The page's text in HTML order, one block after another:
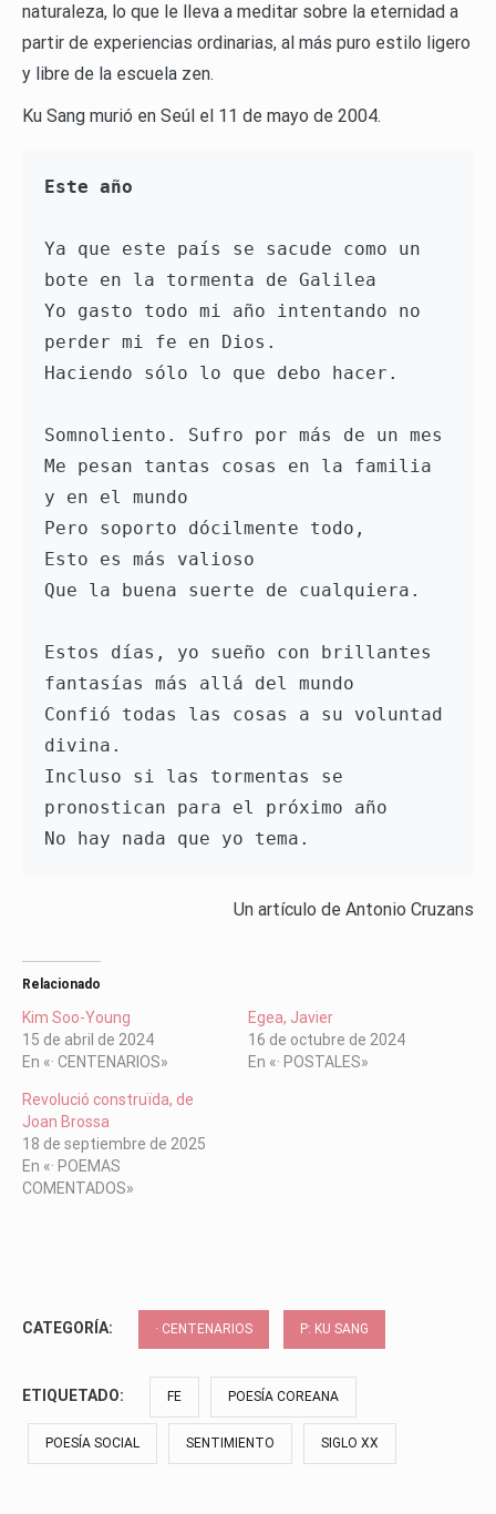
naturaleza, lo que le lleva a meditar sobre la eternidad a
partir de experiencias ordinarias, al más puro estilo ligero
y libre de la escuela zen.
Ku Sang murió en Seúl el 11 de mayo de 2004.
Este año
Ya que este país se sacude como un
bote en la tormenta de Galilea
Yo gasto todo mi año intentando no
perder mi fe en Dios.
Haciendo sólo lo que debo hacer.
Somnoliento. Sufro por más de un mes
Me pesan tantas cosas en la familia
y en el mundo
Pero soporto dócilmente todo,
Esto es más valioso
Que la buena suerte de cualquiera.
Estos días, yo sueño con brillantes
fantasías más allá del mundo
Confió todas las cosas a su voluntad
divina.
Incluso si las tormentas se
pronostican para el próximo año
Un artículo de Antonio Cruzans
Relacionado
Kim Soo-Young
15 de abril de 2024
En «· CENTENARIOS»
Egea, Javier
16 de octubre de 2024
En «· POSTALES»
Revolució construïda, de
Joan Brossa
18 de septiembre de 2025
En «· POEMAS
COMENTADOS»
CATEGORÍA: · CENTENARIOS P: KU SANG
ETIQUETADO: FE POESÍA COREANA
POESÍA SOCIAL SENTIMIENTO SIGLO XX